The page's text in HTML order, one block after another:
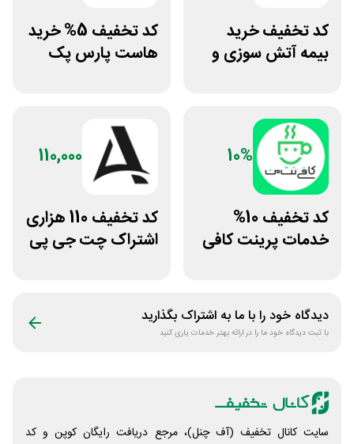
کد تخفیف خرید
بیمه آتش سوزی و
کد تخفیف 5% خرید
هاست پارس پک
10%
کد تخفیف 10%
خدمات پرینت کافی
110,000
کد تخفیف 110 هزاری
اشتراک چت جی پی
دیدگاه خود را با ما به اشتراک بگذارید
با ثبت دیدگاه خود ما را در ارائه بهتر خدمات یاری کنید
سایت کانال تخفیف (آف چنل)، مرجع دریافت رایگان کوپن و کد